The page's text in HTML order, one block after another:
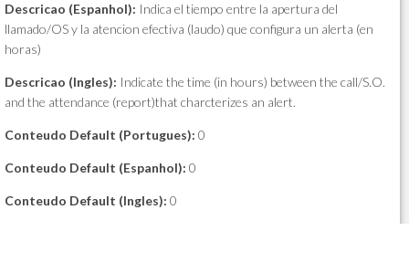
Descricao (Espanhol): Indica el tiempo entre la apertura del
llamado/OS y la atencion efectiva (laudo) que configura un alerta (en
horas)
Descricao (Ingles): Indicate the time (in hours) between the call/S.O.
and the attendance (report)that charcterizes an alert.
Conteudo Default (Portugues): 0
Conteudo Default (Espanhol): 0
Conteudo Default (Ingles): 0